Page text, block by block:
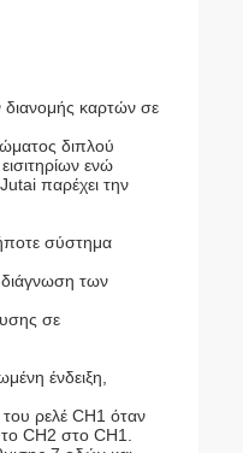
διανομής καρτών σε
διπλού
ενώ
παρέχει την
σύστημα
διάγνωση των
σε
ένδειξη,
ρελέ CH1 όταν
CH2 στο CH1.